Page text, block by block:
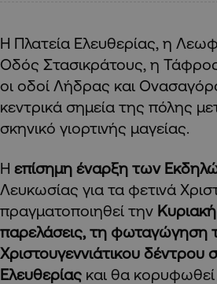
Η Πλατεία Ελευθερίας, η
Οδός Στασικράτους, η Τάφρος
οι οδοί Λήδρας και
κεντρικά σημεία της πόλης
σκηνικό γιορτινής μαγείας.
Η επίσημη έναρξη των
Λευκωσίας για τα φετινά
πραγματοποιηθεί την
παρελάσεις, τη φωταγώγηση
Χριστουγεννιάτικου δέντρου
Ελευθερίας και θα κορυφωθεί